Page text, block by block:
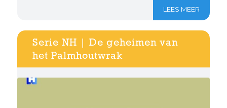
LEES MEER
Serie NH | De geheimen van
het Palmhoutwrak